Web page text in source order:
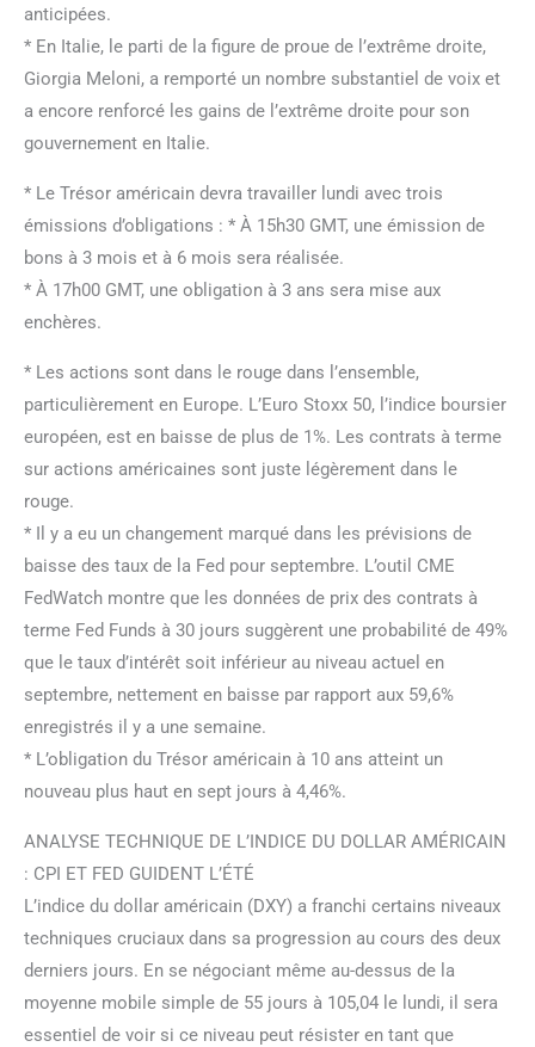
anticipées.
* En Italie, le parti de la figure de proue de l’extrême droite,
Giorgia Meloni, a remporté un nombre substantiel de voix et
a encore renforcé les gains de l’extrême droite pour son
gouvernement en Italie.
* Le Trésor américain devra travailler lundi avec trois
émissions d’obligations : * À 15h30 GMT, une émission de
bons à 3 mois et à 6 mois sera réalisée.
* À 17h00 GMT, une obligation à 3 ans sera mise aux
enchères.
* Les actions sont dans le rouge dans l’ensemble,
particulièrement en Europe. L’Euro Stoxx 50, l’indice boursier
européen, est en baisse de plus de 1%. Les contrats à terme
sur actions américaines sont juste légèrement dans le
rouge.
* Il y a eu un changement marqué dans les prévisions de
baisse des taux de la Fed pour septembre. L’outil CME
FedWatch montre que les données de prix des contrats à
terme Fed Funds à 30 jours suggèrent une probabilité de 49%
que le taux d’intérêt soit inférieur au niveau actuel en
septembre, nettement en baisse par rapport aux 59,6%
enregistrés il y a une semaine.
* L’obligation du Trésor américain à 10 ans atteint un
nouveau plus haut en sept jours à 4,46%.
ANALYSE TECHNIQUE DE L’INDICE DU DOLLAR AMÉRICAIN
: CPI ET FED GUIDENT L’ÉTÉ
L’indice du dollar américain (DXY) a franchi certains niveaux
techniques cruciaux dans sa progression au cours des deux
derniers jours. En se négociant même au-dessus de la
moyenne mobile simple de 55 jours à 105,04 le lundi, il sera
essentiel de voir si ce niveau peut résister en tant que